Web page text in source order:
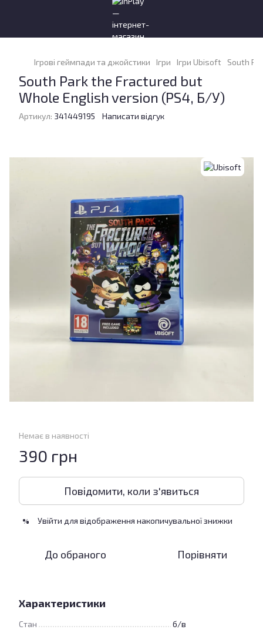
Ігрові геймпади та джойстики Ігри Ігри Ubisoft South
South Park the Fractured but
Whole English version (PS4, Б/У)
Артикул: 341449195 Написати відгук
Немає в наявності
390 грн
Повідомити, коли з'явиться
% Увійти для відображення накопичувальної знижки
До обраного Порівняти
Характеристики
Стан б/в